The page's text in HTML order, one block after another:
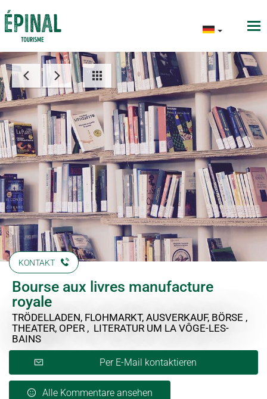
KONTAKT
Bourse aux livres manufacture
royale
TRÖDELLADEN, FLOHMARKT, AUSVERKAUF, BÖRSE ,
THEATER, OPER , LITERATUR UM LA VÔGE-LES-
BAINS
Per E-Mail kontaktieren
Alle Kommentare ansehen